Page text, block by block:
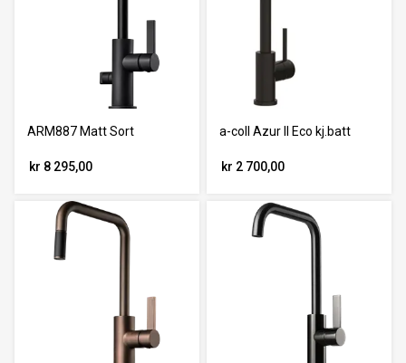
ARM887 Matt Sort
kr 8 295,00
a-coll Azur II Eco kj.batt
kr 2 700,00